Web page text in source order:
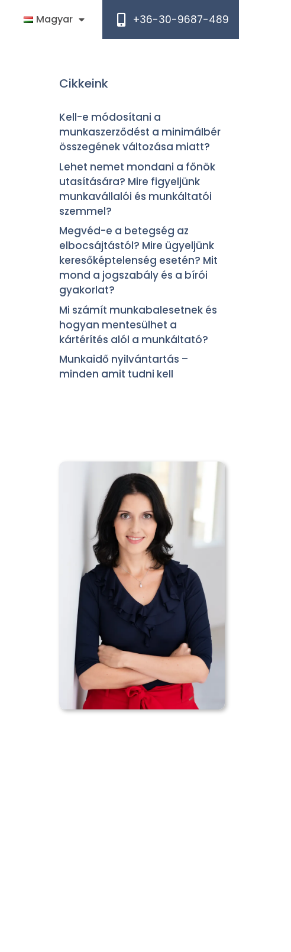
Magyar +36-30-9687-489
Cikkeink
Kell-e módosítani a
munkaszerződést a minimálbér
összegének változása miatt?
Lehet nemet mondani a főnök
utasítására? Mire figyeljünk
munkavállalói és munkáltatói
szemmel?
Megvéd-e a betegség az
elbocsájtástól? Mire ügyeljünk
keresőképtelenség esetén? Mit
mond a jogszabály és a bírói
gyakorlat?
Mi számít munkabalesetnek és
hogyan mentesülhet a
kártérítés alól a munkáltató?
Munkaidő nyilvántartás –
minden amit tudni kell